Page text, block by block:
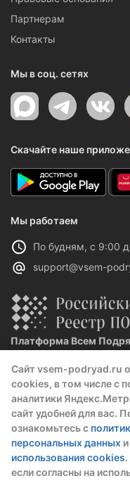
Сайт vsem-podryad.ru
cookies, в том числе с
аналитики
сайт удобней для вас.
ознакомьтесь с
персональных данных и
использования cookies
если согласны на
Партнерам
Контакты
Мы в соц. сетях
Скачайте наше
Мы работаем
По будням, с 9:00
support@vsem-
Платформа Всем
Реестровая запись №32021
Политика
О компании